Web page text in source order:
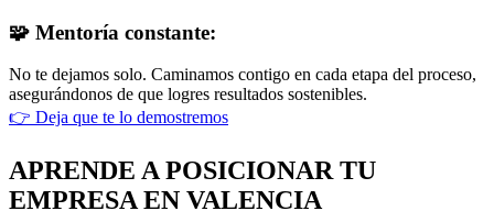
🧩 Mentoría constante:
No te dejamos solo. Caminamos contigo en cada etapa del proceso,
asegurándonos de que logres resultados sostenibles.
👉 Deja que te lo demostremos
APRENDE A POSICIONAR TU
EMPRESA EN VALENCIA